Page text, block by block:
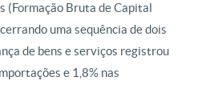
(Formação Bruta de Capital
uma sequência de dois
de bens e serviços registrou
e 1,8% nas